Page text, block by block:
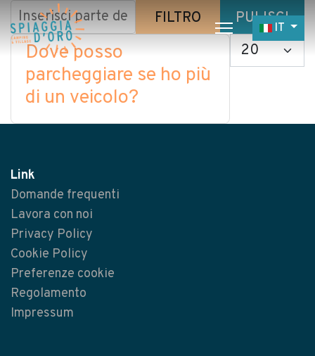
IT
Inserisci parte del titoloFILTRO
PULISCI
Visualizza #
Dove posso
parcheggiare se ho più
di un veicolo?
Link
Domande frequenti
Lavora con noi
Privacy Policy
Cookie Policy
Preferenze cookie
Regolamento
Impressum
Home
Camping
Village
Lavora con noi
Ristoranti